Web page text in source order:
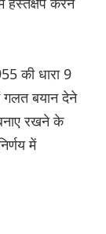
की धारा 9
गलत बयान देने
रखने के
में